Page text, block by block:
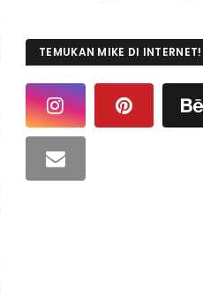
TEMUKAN MIKE DI INTERNET!